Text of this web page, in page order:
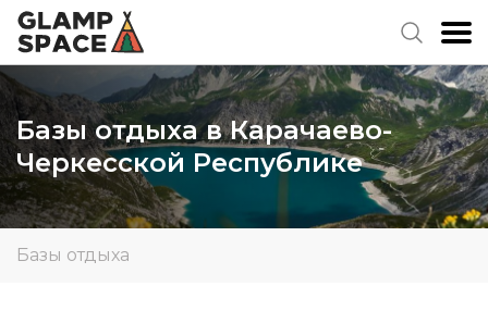
Базы отдыха в Карачаево-
Черкесской Республике
Базы отдыха